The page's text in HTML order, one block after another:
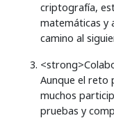
criptografía,
matemáticas y
camino al
Aunque el reto
muchos
pruebas y